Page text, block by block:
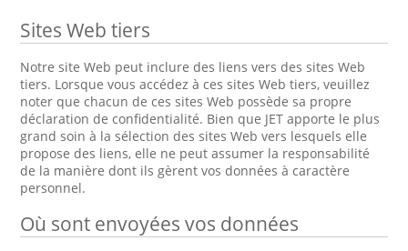
Sites Web tiers
Notre site Web peut inclure des liens vers des sites Web
tiers. Lorsque vous accédez à ces sites Web tiers, veuillez
noter que chacun de ces sites Web possède sa propre
déclaration de confidentialité. Bien que JET apporte le plus
grand soin à la sélection des sites Web vers lesquels elle
propose des liens, elle ne peut assumer la responsabilité
de la manière dont ils gèrent vos données à caractère
personnel.
Où sont envoyées vos données